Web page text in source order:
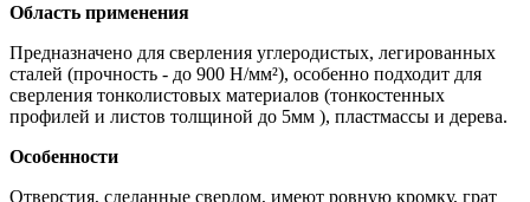
Область применения
Предназначено для сверления углеродистых, легированных
сталей (прочность - до 900 Н/мм²), особенно подходит для
сверления тонколистовых материалов (тонкостенных
профилей и листов толщиной до 5мм ), пластмассы и дерева.
Особенности
Отверстия, сделанные сверлом, имеют ровную кромку, грат